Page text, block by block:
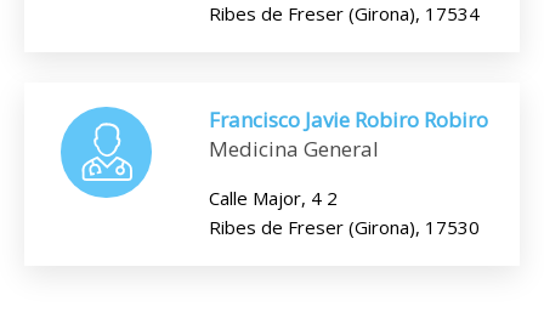
Ribes de Freser (Girona), 17534
Francisco Javie Robiro Robiro
Medicina General
Calle Major, 4 2
Ribes de Freser (Girona), 17530